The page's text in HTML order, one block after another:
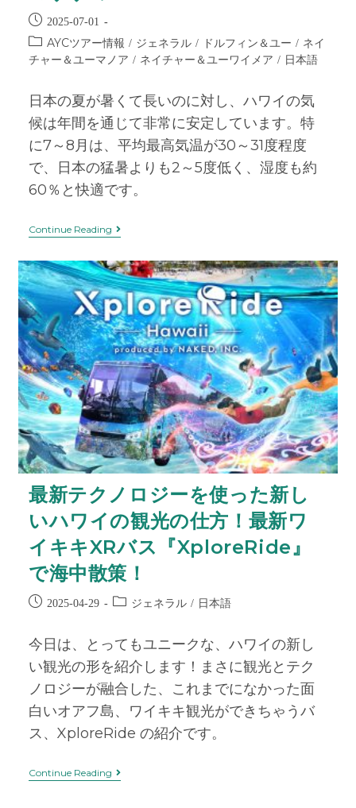
2025-07-01
AYCツアー情報 / ジェネラル / ドルフィン＆ユー / ネイ
チャー＆ユーマノア / ネイチャー＆ユーワイメア / 日本語
日本の夏が暑くて長いのに対し、ハワイの気
候は年間を通じて非常に安定しています。特
に7～8月は、平均最高気温が30～31度程度
で、日本の猛暑よりも2～5度低く、湿度も約
60％と快適です。
Continue Reading
最新テクノロジーを使った新し
いハワイの観光の仕方！最新ワ
イキキXRバス『XploreRide』
で海中散策！
2025-04-29 ジェネラル / 日本語
今日は、とってもユニークな、ハワイの新し
い観光の形を紹介します！まさに観光とテク
ノロジーが融合した、これまでになかった面
白いオアフ島、ワイキキ観光ができちゃうバ
ス、XploreRide の紹介です。
Continue Reading